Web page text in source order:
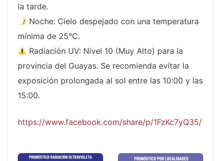
la tarde.
Noche: Cielo despejado con una temperatura
mínima de 25°C.
Radiación UV: Nivel 10 (Muy Alto) para la
provincia del Guayas. Se recomienda evitar la
exposición prolongada al sol entre las 10:00 y las
15:00.
https://www.facebook.com/share/p/1FzKc7yQ35/